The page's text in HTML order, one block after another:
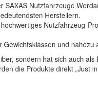
Nutzfahrzeuge
Herstellern.
Nutzfahrzeug-
und nahezu
sondern hat sich auch
die Produkte direkt „Just